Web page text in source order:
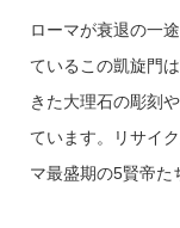
ローマが衰退の一
ているこの凱旋門
きた大理石の彫刻
ています。リサイ
マ最盛期の5賢帝た